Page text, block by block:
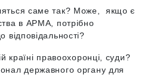
саме так? Може, якщо є
в АРМА, потрібно
відповідальності?
країні правоохоронці, суди?
державного органу для